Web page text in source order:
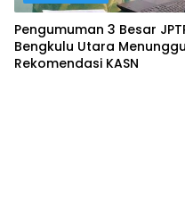
Pengumuman 3 Besar
Bengkulu Utara Menunggu
Rekomendasi KASN